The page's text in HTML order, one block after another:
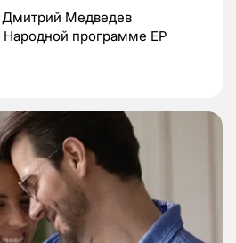
Медведев
Народной программе ЕР